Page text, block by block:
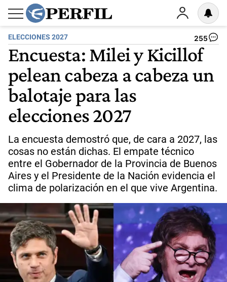
ELECCIONES 2027 255
Encuesta: Milei y Kicillof
pelean cabeza a cabeza un
balotaje para las
elecciones 2027
La encuesta demostró que, de cara a 2027, las
cosas no están dichas. El empate técnico
entre el Gobernador de la Provincia de Buenos
Aires y el Presidente de la Nación evidencia el
clima de polarización en el que vive Argentina.